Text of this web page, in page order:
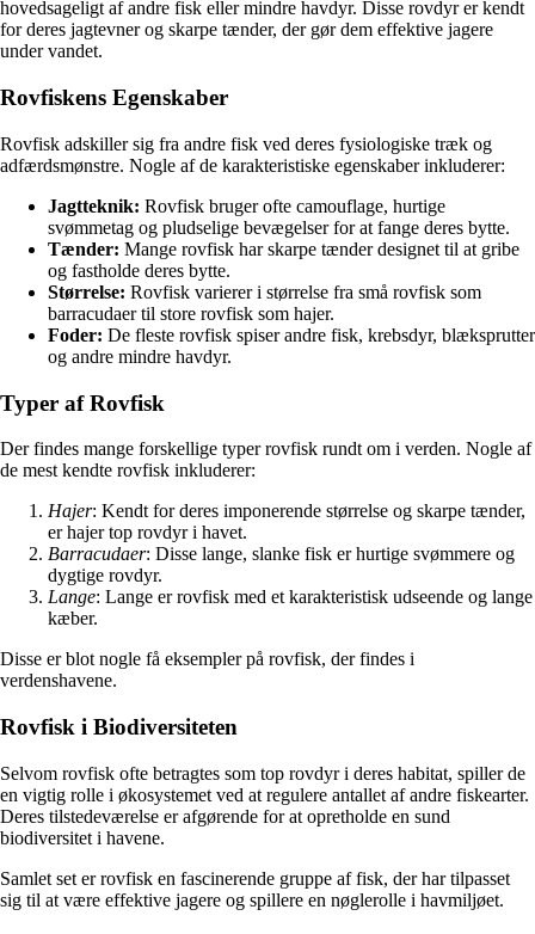
hovedsageligt af andre fisk eller mindre havdyr. Disse rovdyr er kendt
for deres jagtevner og skarpe tænder, der gør dem effektive jagere
under vandet.
Rovfiskens Egenskaber
Rovfisk adskiller sig fra andre fisk ved deres fysiologiske træk og
adfærdsmønstre. Nogle af de karakteristiske egenskaber inkluderer:
Jagtteknik: Rovfisk bruger ofte camouflage, hurtige
svømmetag og pludselige bevægelser for at fange deres bytte.
Tænder: Mange rovfisk har skarpe tænder designet til at gribe
og fastholde deres bytte.
Størrelse: Rovfisk varierer i størrelse fra små rovfisk som
barracudaer til store rovfisk som hajer.
Foder: De fleste rovfisk spiser andre fisk, krebsdyr, blæksprutter
og andre mindre havdyr.
Typer af Rovfisk
Der findes mange forskellige typer rovfisk rundt om i verden. Nogle af
de mest kendte rovfisk inkluderer:
Hajer: Kendt for deres imponerende størrelse og skarpe tænder,
er hajer top rovdyr i havet.
Barracudaer: Disse lange, slanke fisk er hurtige svømmere og
dygtige rovdyr.
Lange: Lange er rovfisk med et karakteristisk udseende og lange
kæber.
Disse er blot nogle få eksempler på rovfisk, der findes i
verdenshavene.
Rovfisk i Biodiversiteten
Selvom rovfisk ofte betragtes som top rovdyr i deres habitat, spiller de
en vigtig rolle i økosystemet ved at regulere antallet af andre fiskearter.
Deres tilstedeværelse er afgørende for at opretholde en sund
biodiversitet i havene.
Samlet set er rovfisk en fascinerende gruppe af fisk, der har tilpasset
sig til at være effektive jagere og spillere en nøglerolle i havmiljøet.